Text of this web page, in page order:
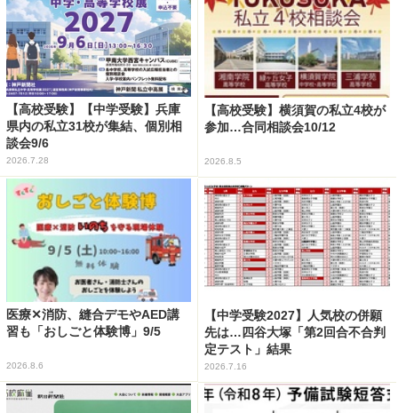
【高校受験】【中学受験】兵庫
県内の私立31校が集結、個別相
談会9/6
2026.7.28
【高校受験】横須賀の私立4校が
参加…合同相談会10/12
2026.8.5
医療✕消防、縫合デモやAED講
習も「おしごと体験博」9/5
2026.8.6
【中学受験2027】人気校の併願
先は…四谷大塚「第2回合不合判
定テスト」結果
2026.7.16